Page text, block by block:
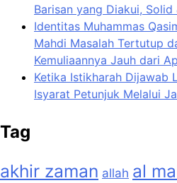
Barisan yang Diakui, Solid
Identitas Muhammas
Mahdi Masalah Tertutup
Kemuliaannya Jauh dari
Ketika Istikharah Dijawab
Isyarat Petunjuk Melalui
Tag
akhir zaman allah al